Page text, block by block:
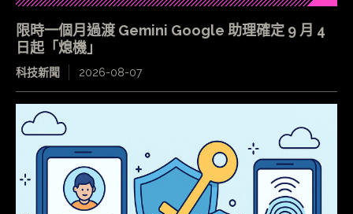
限時一個月過渡 Gemini Google 助理確定 9 月 4
日起「熄機」
科技新聞 2026-08-07